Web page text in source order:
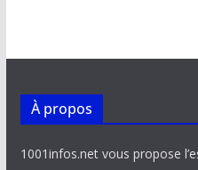
À propos
1001infos.net vous propose